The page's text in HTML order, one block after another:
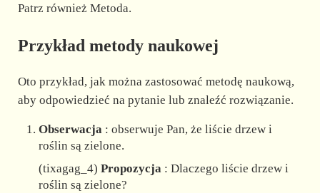
Patrz również Metoda.
Przykład metody naukowej
Oto przykład, jak można zastosować metodę naukową,
aby odpowiedzieć na pytanie lub znaleźć rozwiązanie.
Obserwacja : obserwuje Pan, że liście drzew i
roślin są zielone.
(tixagag_4)Propozycja : Dlaczego liście drzew i
roślin są zielone?